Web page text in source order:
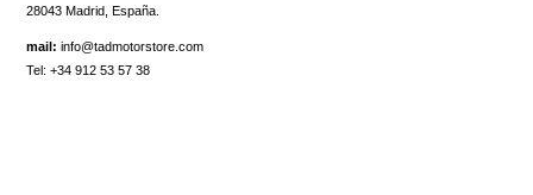
28043 Madrid, España.
mail: info@tadmotorstore.com
Tel:+34912 53 57 38